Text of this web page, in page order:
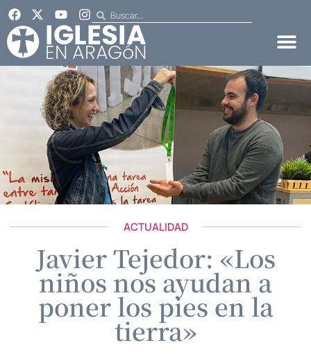
ACTUALIDAD
Javier Tejedor: «Los
niños nos ayudan a
poner los pies en la
tierra»